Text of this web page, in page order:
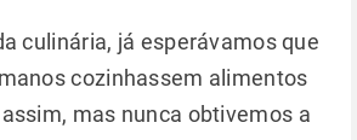
culinária, já esperávamos que
cozinhassem alimentos
mas nunca obtivemos a